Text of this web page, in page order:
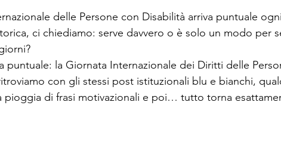
delle Persone con Disabilità arriva puntuale
ci chiediamo: serve davvero o è solo un modo per
puntuale: la Giornata Internazionale dei Diritti delle
con gli stessi post istituzionali blu e bianchi,
pioggia di frasi motivazionali e poi… tutto torna